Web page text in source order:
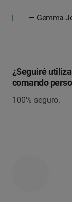
— Gemma
¿Seguiré
comando
100% seguro.